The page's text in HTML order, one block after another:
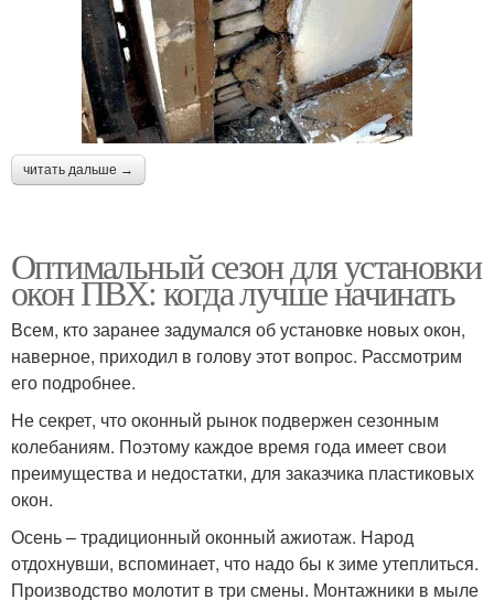
читать дальше →
Оптимальный сезон для установки
окон ПВХ: когда лучше начинать
Всем, кто заранее задумался об установке новых окон,
наверное, приходил в голову этот вопрос. Рассмотрим
его подробнее.
Не секрет, что оконный рынок подвержен сезонным
колебаниям. Поэтому каждое время года имеет свои
преимущества и недостатки, для заказчика пластиковых
окон.
Осень – традиционный оконный ажиотаж. Народ
отдохнувши, вспоминает, что надо бы к зиме утеплиться.
Производство молотит в три смены. Монтажники в мыле